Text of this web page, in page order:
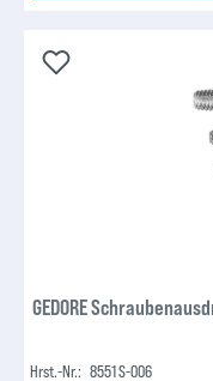
GEDORE
Hrst.-Nr.: 8551 S-006